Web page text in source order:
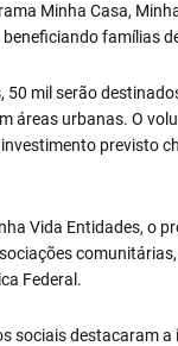
Minha Casa,
famílias
50 mil serão
áreas urbanas. O
previsto
Vida Entidades, o
Federal.
sociais destacaram